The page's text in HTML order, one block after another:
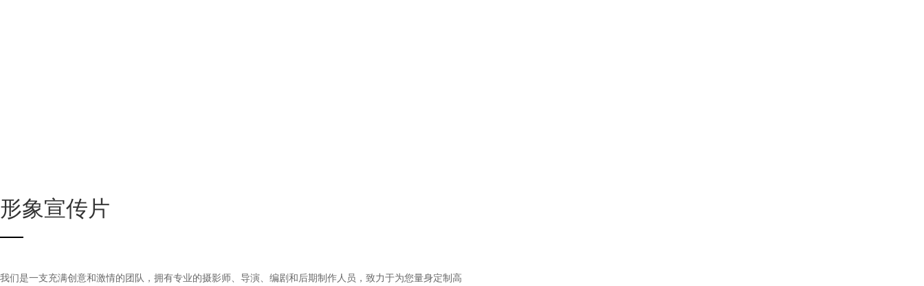
形象宣传片
我们是一支充满创意和激情的团队，拥有专业的摄影师、导演、编剧和后期制作人员，致力于为您量身定制高